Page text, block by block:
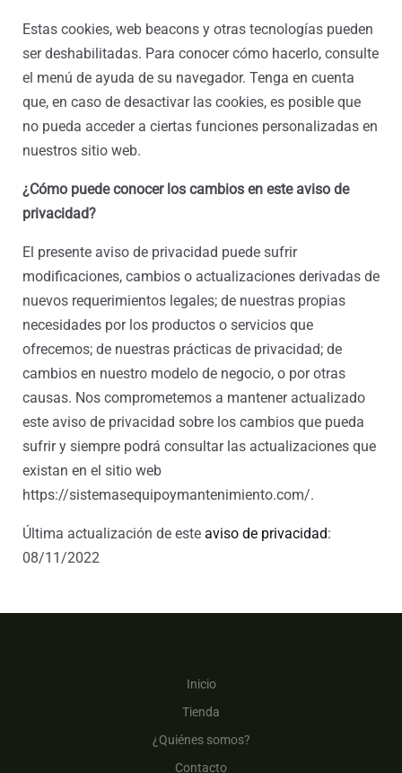
Estas cookies, web beacons y otras tecnologías pueden
ser deshabilitadas. Para conocer cómo hacerlo, consulte
el menú de ayuda de su navegador. Tenga en cuenta
que, en caso de desactivar las cookies, es posible que
no pueda acceder a ciertas funciones personalizadas en
nuestros sitio web.
¿Cómo puede conocer los cambios en este aviso de
privacidad?
El presente aviso de privacidad puede sufrir
modificaciones, cambios o actualizaciones derivadas de
nuevos requerimientos legales; de nuestras propias
necesidades por los productos o servicios que
ofrecemos; de nuestras prácticas de privacidad; de
cambios en nuestro modelo de negocio, o por otras
causas. Nos comprometemos a mantener actualizado
este aviso de privacidad sobre los cambios que pueda
sufrir y siempre podrá consultar las actualizaciones que
existan en el sitio web
https://sistemasequipoymantenimiento.com/.
Última actualización de este aviso de privacidad:
08/11/2022
Inicio
Tienda
¿Quiénes somos?
Contacto